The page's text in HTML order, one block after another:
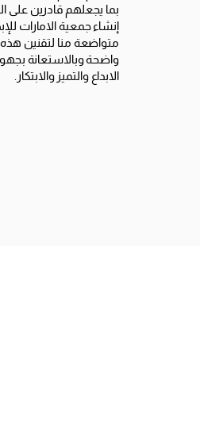
بما يجعلهم قادرين على
إنشاء جمعية الامارات
متواضعة منا لتقنين
واضحة وبالاستعانة
الابداع والتميز والابتكار.